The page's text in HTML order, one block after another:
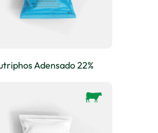
Adensado 22%